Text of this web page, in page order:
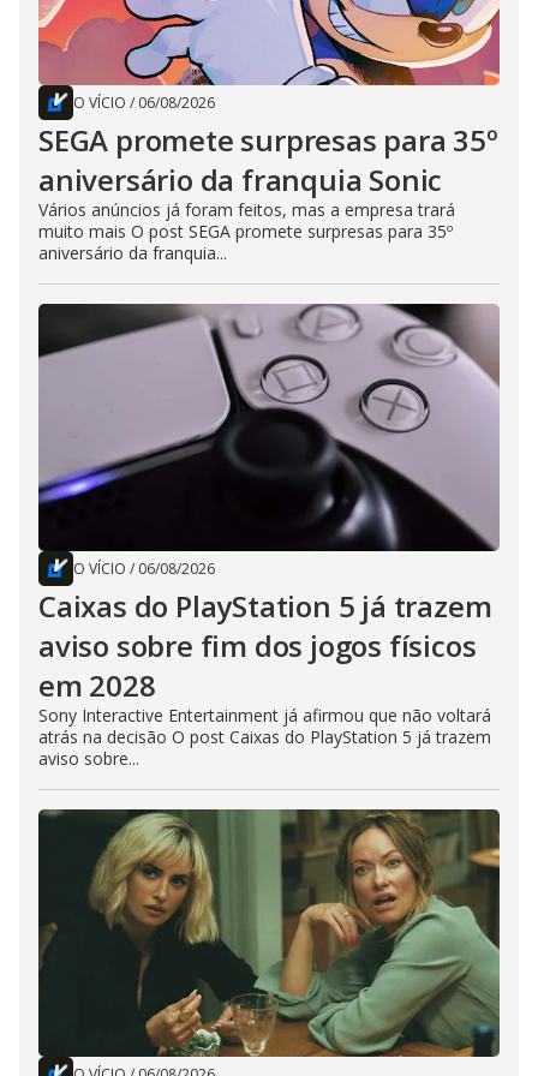
O VÍCIO / 06/08/2026
SEGA promete surpresas para 35º
aniversário da franquia Sonic
Vários anúncios já foram feitos, mas a empresa trará
muito mais O post SEGA promete surpresas para 35º
aniversário da franquia...
O VÍCIO / 06/08/2026
Caixas do PlayStation 5 já trazem
aviso sobre fim dos jogos físicos
em 2028
Sony Interactive Entertainment já afirmou que não voltará
atrás na decisão O post Caixas do PlayStation 5 já trazem
aviso sobre...